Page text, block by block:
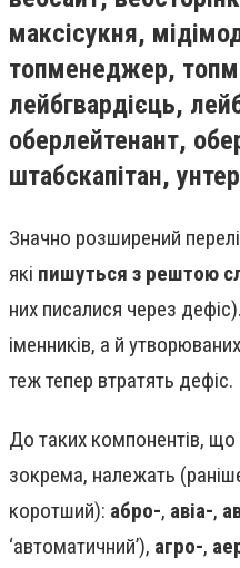
максісукня,
топменеджер,
лейбгвардієць,
оберлейтенант,
штабскапітан,
Значно розширений
які пишуться з рештою
них писалися через
іменників, а й
теж тепер втратять дефіс.
До таких компонентів,
зокрема, належать
коротший): абро-, авіа-,
‘автоматичний’), агро-,